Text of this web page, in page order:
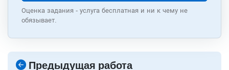
Оценка задания - услуга бесплатная и ни к чему не
обязывает.
Предыдущая работа